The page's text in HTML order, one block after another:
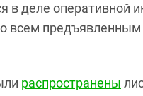
в деле оперативной
всем
распространены